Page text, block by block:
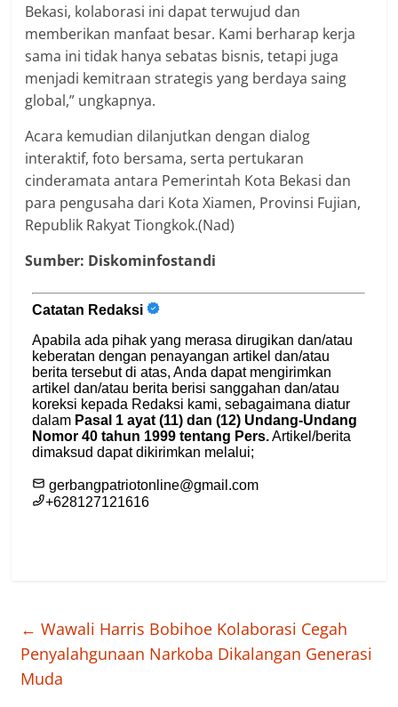
Bekasi, kolaborasi ini dapat terwujud dan
memberikan manfaat besar. Kami berharap kerja
sama ini tidak hanya sebatas bisnis, tetapi juga
menjadi kemitraan strategis yang berdaya saing
global,” ungkapnya.
Acara kemudian dilanjutkan dengan dialog
interaktif, foto bersama, serta pertukaran
cinderamata antara Pemerintah Kota Bekasi dan
para pengusaha dari Kota Xiamen, Provinsi Fujian,
Republik Rakyat Tiongkok.(Nad)
Sumber: Diskominfostandi
← Wawali Harris Bobihoe Kolaborasi Cegah
Penyalahgunaan Narkoba Dikalangan Generasi
Muda